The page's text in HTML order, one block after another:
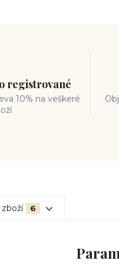
registrované
10% na veškeré
zboží 6